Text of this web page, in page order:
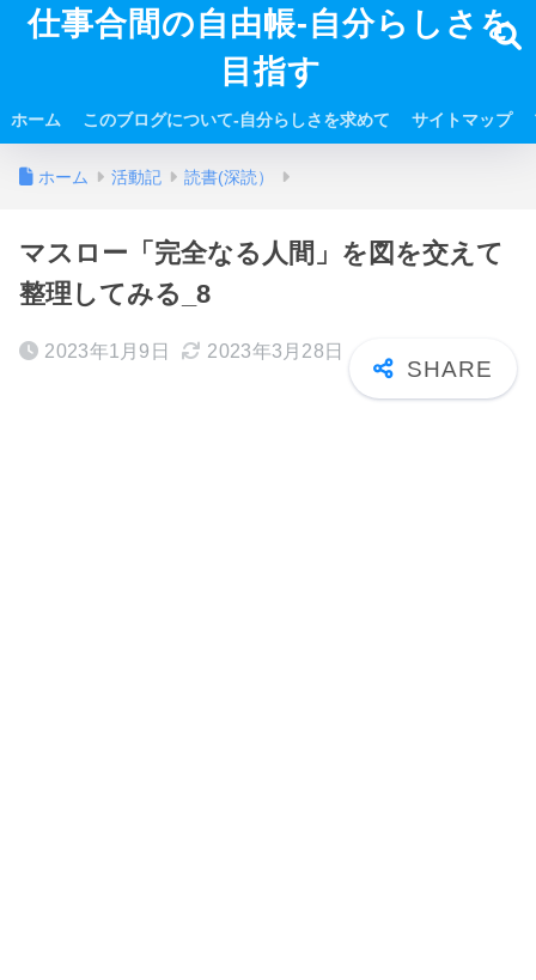
仕事合間の自由帳-自分らしさを
目指す
ホーム このブログについて-自分らしさを求めて サイトマップ
ホーム 活動記 読書(深読）
マスロー「完全なる人間」を図を交えて
整理してみる_8
2023年1月9日 2023年3月28日